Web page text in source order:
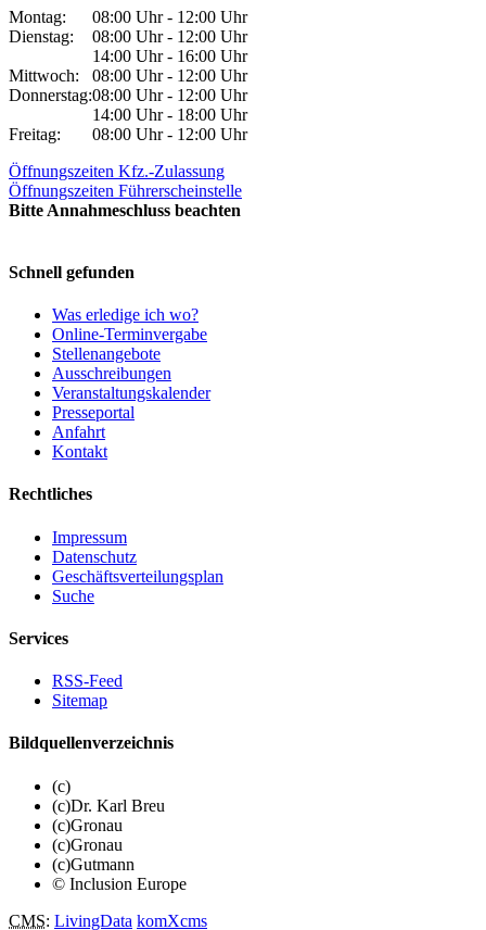
Montag:
08:00 Uhr - 12:00 Uhr
Dienstag:
08:00 Uhr - 12:00 Uhr
14:00 Uhr - 16:00 Uhr
Mittwoch:
08:00 Uhr - 12:00 Uhr
Donnerstag:08:00 Uhr - 12:00 Uhr
14:00 Uhr - 18:00 Uhr
Freitag:
08:00 Uhr - 12:00 Uhr
Öffnungszeiten Kfz.-Zulassung
Öffnungszeiten Führerscheinstelle
Bitte Annahmeschluss beachten
Schnell gefunden
Was erledige ich wo?
Online-Terminvergabe
Stellenangebote
Ausschreibungen
Veranstaltungskalender
Presseportal
Anfahrt
Kontakt
Rechtliches
Impressum
Datenschutz
Geschäftsverteilungsplan
Suche
Services
RSS-Feed
Sitemap
Bildquellenverzeichnis
(c)
(c)Dr. Karl Breu
(c)Gronau
(c)Gronau
(c)Gutmann
© Inclusion Europe
CMS: LivingData komXcms